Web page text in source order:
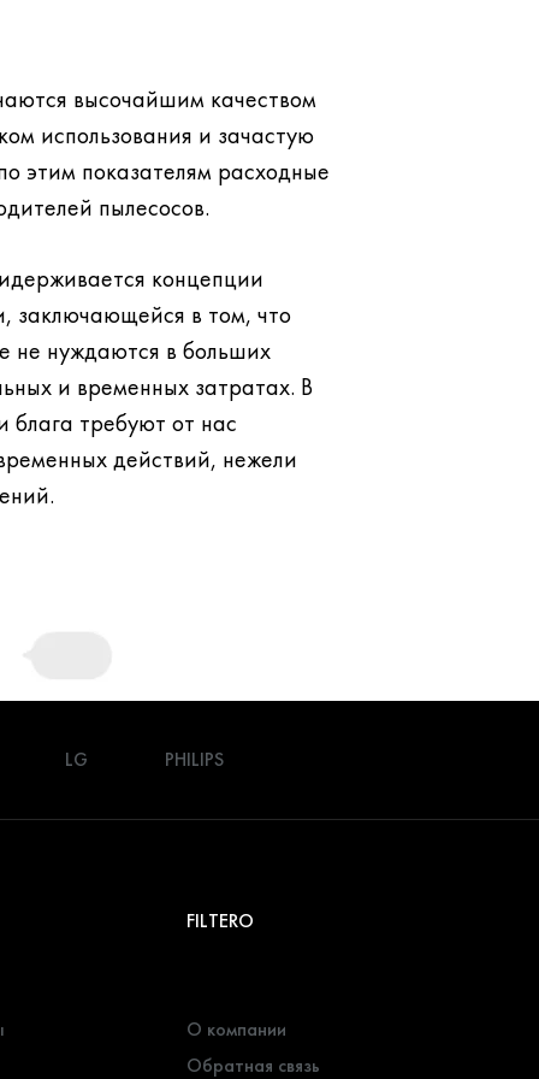
высочайшим качеством
использования и зачастую
пылесосов.
концепции
заключающейся в том, что
и временных затратах. В
от нас
действий, нежели
LG PHILIPS
FILTERO
О компании
Обратная связь